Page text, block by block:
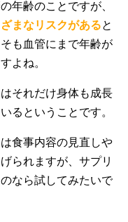
年齢のことですが、
まなリスクがあると
も血管にまで年齢が
よね。
それだけ身体も成長
るということです。
食事内容の見直しや
られますが、サプリ
なら試してみたいで